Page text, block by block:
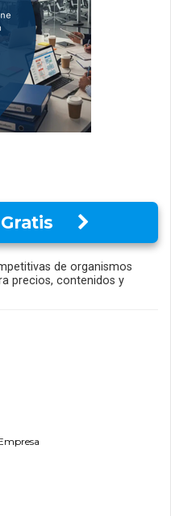
de organismos
precios, contenidos y